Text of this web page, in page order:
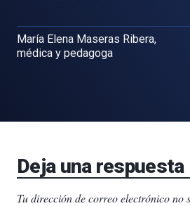
María Elena Maseras Ribera,
médica y pedagoga
Deja una respuesta
Tu dirección de correo electrónico no